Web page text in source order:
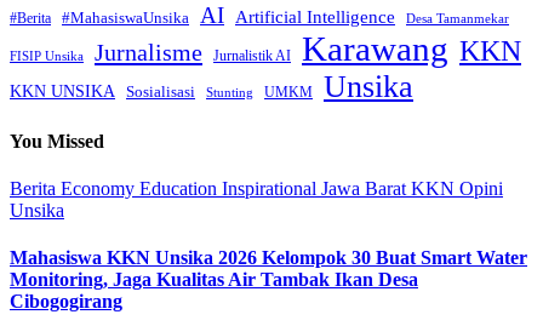
#Berita #MahasiswaUnsika AI Artificial Intelligence Desa Tamanmekar
FISIP Unsika Jurnalisme Jurnalistik AI Karawang KKN
KKN UNSIKA Sosialisasi Stunting UMKM Unsika
You Missed
Berita Economy Education Inspirational Jawa Barat KKN Opini
Unsika
Mahasiswa KKN Unsika 2026 Kelompok 30 Buat Smart Water
Monitoring, Jaga Kualitas Air Tambak Ikan Desa
Cibogogirang